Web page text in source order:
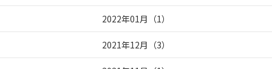
2022年01月 （1）
2021年12月 （3）